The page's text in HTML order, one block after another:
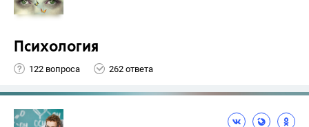
Психология
122 вопроса 262 ответа